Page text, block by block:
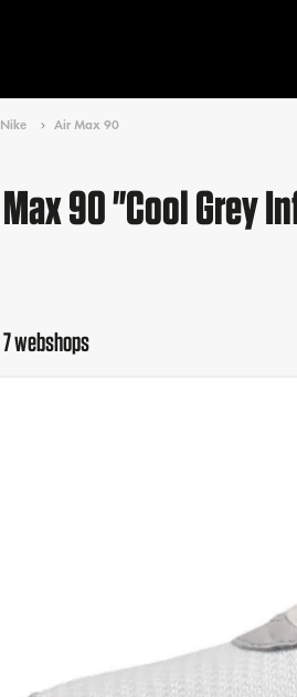
Nike Air Max 90
90 "Cool Grey
webshops